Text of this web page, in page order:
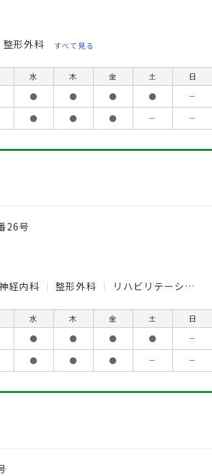
整形外科 すべて見る
水 木 金 土 日
● ● ● ● －
● ● ● － －
26号
経内科 整形外科 リハビリテーション科
水 木 金 土 日
● ● ● ● －
● ● ● － －